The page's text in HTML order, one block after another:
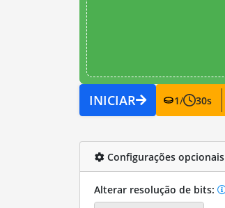
INICIAR 1/ 30s
Configurações opcionais
Alterar resolução de bits: